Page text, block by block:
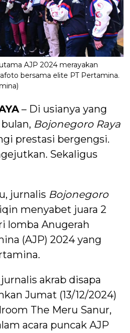
AJP 2024 merayakan
bersama elite PT Pertamina.
– Di usianya yang
Bojonegoro Raya
prestasi bergengsi.
Sekaligus
jurnalis Bojonegoro
menyabet juara 2
lomba Anugerah
(AJP) 2024 yang
akrab disapa
Jumat (13/12/2024)
The Meru Sanur,
acara puncak AJP